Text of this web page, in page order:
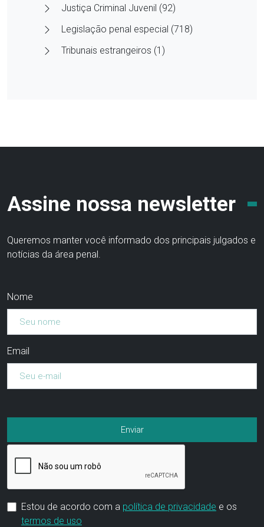
Justiça Criminal Juvenil (92)
Legislação penal especial (718)
Tribunais estrangeiros (1)
Assine nossa newsletter
Queremos manter você informado dos principais julgados e
notícias da área penal.
Nome
Email
Estou de acordo com a política de privacidade e os
termos de uso